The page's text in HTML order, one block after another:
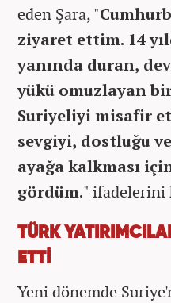
eden Şara, "
ziyaret ettim. 14
yanında duran,
yükü omuzlayan
Suriyeliyi misafir
sevgiyi, dostluğu
ayağa kalkması
gördüm." ifadelerini
TÜRK
ETTİ
Yeni dönemde